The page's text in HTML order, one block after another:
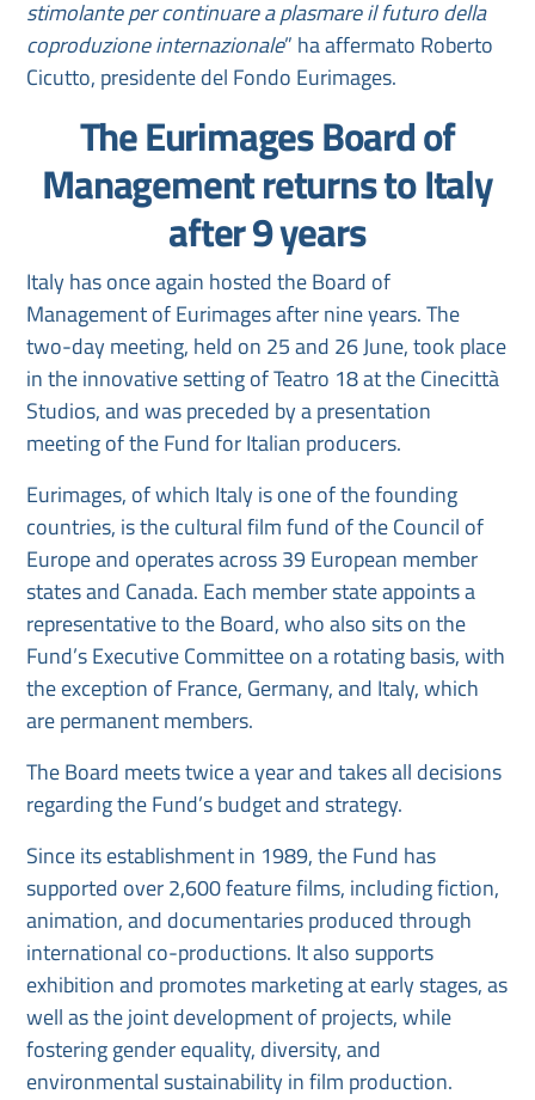
stimolante per continuare a plasmare il futuro della
coproduzione internazionale” ha affermato Roberto
Cicutto, presidente del Fondo Eurimages.
The Eurimages Board of
Management returns to Italy
after 9 years
Italy has once again hosted the Board of
Management of Eurimages after nine years. The
two-day meeting, held on 25 and 26 June, took place
in the innovative setting of Teatro 18 at the Cinecittà
Studios, and was preceded by a presentation
meeting of the Fund for Italian producers.
Eurimages, of which Italy is one of the founding
countries, is the cultural film fund of the Council of
Europe and operates across 39 European member
states and Canada. Each member state appoints a
representative to the Board, who also sits on the
Fund’s Executive Committee on a rotating basis, with
the exception of France, Germany, and Italy, which
are permanent members.
The Board meets twice a year and takes all decisions
regarding the Fund’s budget and strategy.
Since its establishment in 1989, the Fund has
supported over 2,600 feature films, including fiction,
animation, and documentaries produced through
international co-productions. It also supports
exhibition and promotes marketing at early stages, as
well as the joint development of projects, while
fostering gender equality, diversity, and
environmental sustainability in film production.